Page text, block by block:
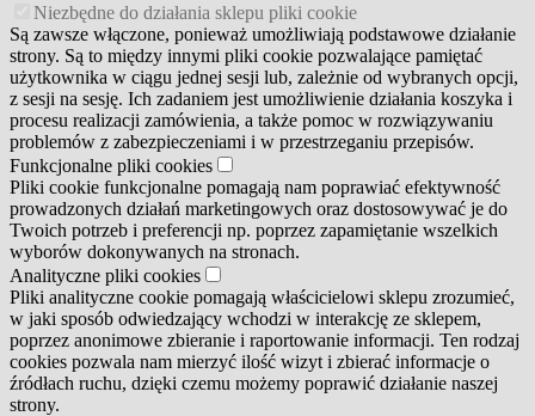
Niezbędne do działania sklepu pliki cookie
Są zawsze włączone, ponieważ umożliwiają podstawowe działanie
strony. Są to między innymi pliki cookie pozwalające pamiętać
użytkownika w ciągu jednej sesji lub, zależnie od wybranych opcji,
z sesji na sesję. Ich zadaniem jest umożliwienie działania koszyka i
procesu realizacji zamówienia, a także pomoc w rozwiązywaniu
problemów z zabezpieczeniami i w przestrzeganiu przepisów.
Funkcjonalne pliki cookies
Pliki cookie funkcjonalne pomagają nam poprawiać efektywność
prowadzonych działań marketingowych oraz dostosowywać je do
Twoich potrzeb i preferencji np. poprzez zapamiętanie wszelkich
wyborów dokonywanych na stronach.
Analityczne pliki cookies
Pliki analityczne cookie pomagają właścicielowi sklepu zrozumieć,
w jaki sposób odwiedzający wchodzi w interakcję ze sklepem,
poprzez anonimowe zbieranie i raportowanie informacji. Ten rodzaj
cookies pozwala nam mierzyć ilość wizyt i zbierać informacje o
źródłach ruchu, dzięki czemu możemy poprawić działanie naszej
strony.